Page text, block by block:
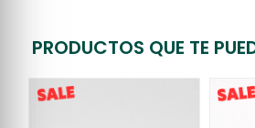
PRODUCTOS QUE TE